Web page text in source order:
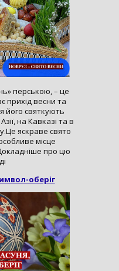
перською, – це
прихід весни та
його святкують
на Кавказі та в
яскраве свято
місце
про цю
оберіг